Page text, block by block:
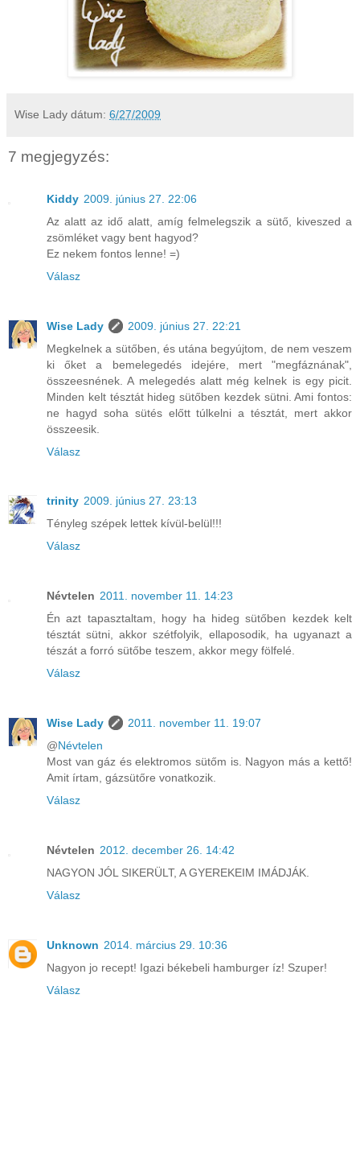
Wise Lady dátum: 6/27/2009
7 megjegyzés:
Kiddy 2009. június 27. 22:06
Az alatt az idő alatt, amíg felmelegszik a sütő, kiveszed a
zsömléket vagy bent hagyod?
Ez nekem fontos lenne! =)
Válasz
Wise Lady
2009. június 27. 22:21
Megkelnek a sütőben, és utána begyújtom, de nem veszem
ki őket a bemelegedés idejére, mert "megfáznának",
összeesnének. A melegedés alatt még kelnek is egy picit.
Minden kelt tésztát hideg sütőben kezdek sütni. Ami fontos:
ne hagyd soha sütés előtt túlkelni a tésztát, mert akkor
összeesik.
Válasz
trinity 2009. június 27. 23:13
Tényleg szépek lettek kívül-belül!!!
Válasz
Névtelen 2011. november 11. 14:23
Én azt tapasztaltam, hogy ha hideg sütőben kezdek kelt
tésztát sütni, akkor szétfolyik, ellaposodik, ha ugyanazt a
tészát a forró sütőbe teszem, akkor megy fölfelé.
Válasz
Wise Lady
2011. november 11. 19:07
@Névtelen
Most van gáz és elektromos sütőm is. Nagyon más a kettő!
Amit írtam, gázsütőre vonatkozik.
Válasz
Névtelen 2012. december 26. 14:42
NAGYON JÓL SIKERÜLT, A GYEREKEIM IMÁDJÁK.
Válasz
Unknown 2014. március 29. 10:36
Nagyon jo recept! Igazi békebeli hamburger íz! Szuper!
Válasz